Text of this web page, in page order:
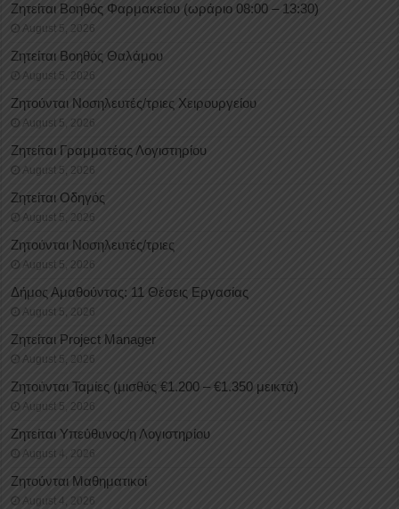
Ζητείται Βοηθός Φαρμακείου (ωράριο 08:00 – 13:30)
August 5, 2026
Ζητείται Βοηθός Θαλάμου
August 5, 2026
Ζητούνται Νοσηλευτές/τριες Χειρουργείου
August 5, 2026
Ζητείται Γραμματέας Λογιστηρίου
August 5, 2026
Ζητείται Οδηγός
August 5, 2026
Ζητούνται Νοσηλευτές/τριες
August 5, 2026
Δήμος Αμαθούντας: 11 Θέσεις Εργασίας
August 5, 2026
Ζητείται Project Manager
August 5, 2026
Ζητούνται Ταμίες (μισθός €1.200 – €1.350 μεικτά)
August 5, 2026
Ζητείται Υπεύθυνος/η Λογιστηρίου
August 4, 2026
Ζητούνται Μαθηματικοί
August 4, 2026